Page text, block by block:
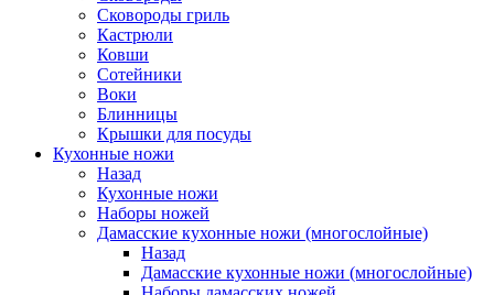
Сковороды гриль
Кастрюли
Ковши
Сотейники
Воки
Блинницы
Крышки для посуды
Кухонные ножи
Назад
Кухонные ножи
Наборы ножей
Дамасские кухонные ножи (многослойные)
Назад
Дамасские кухонные ножи (многослойные)